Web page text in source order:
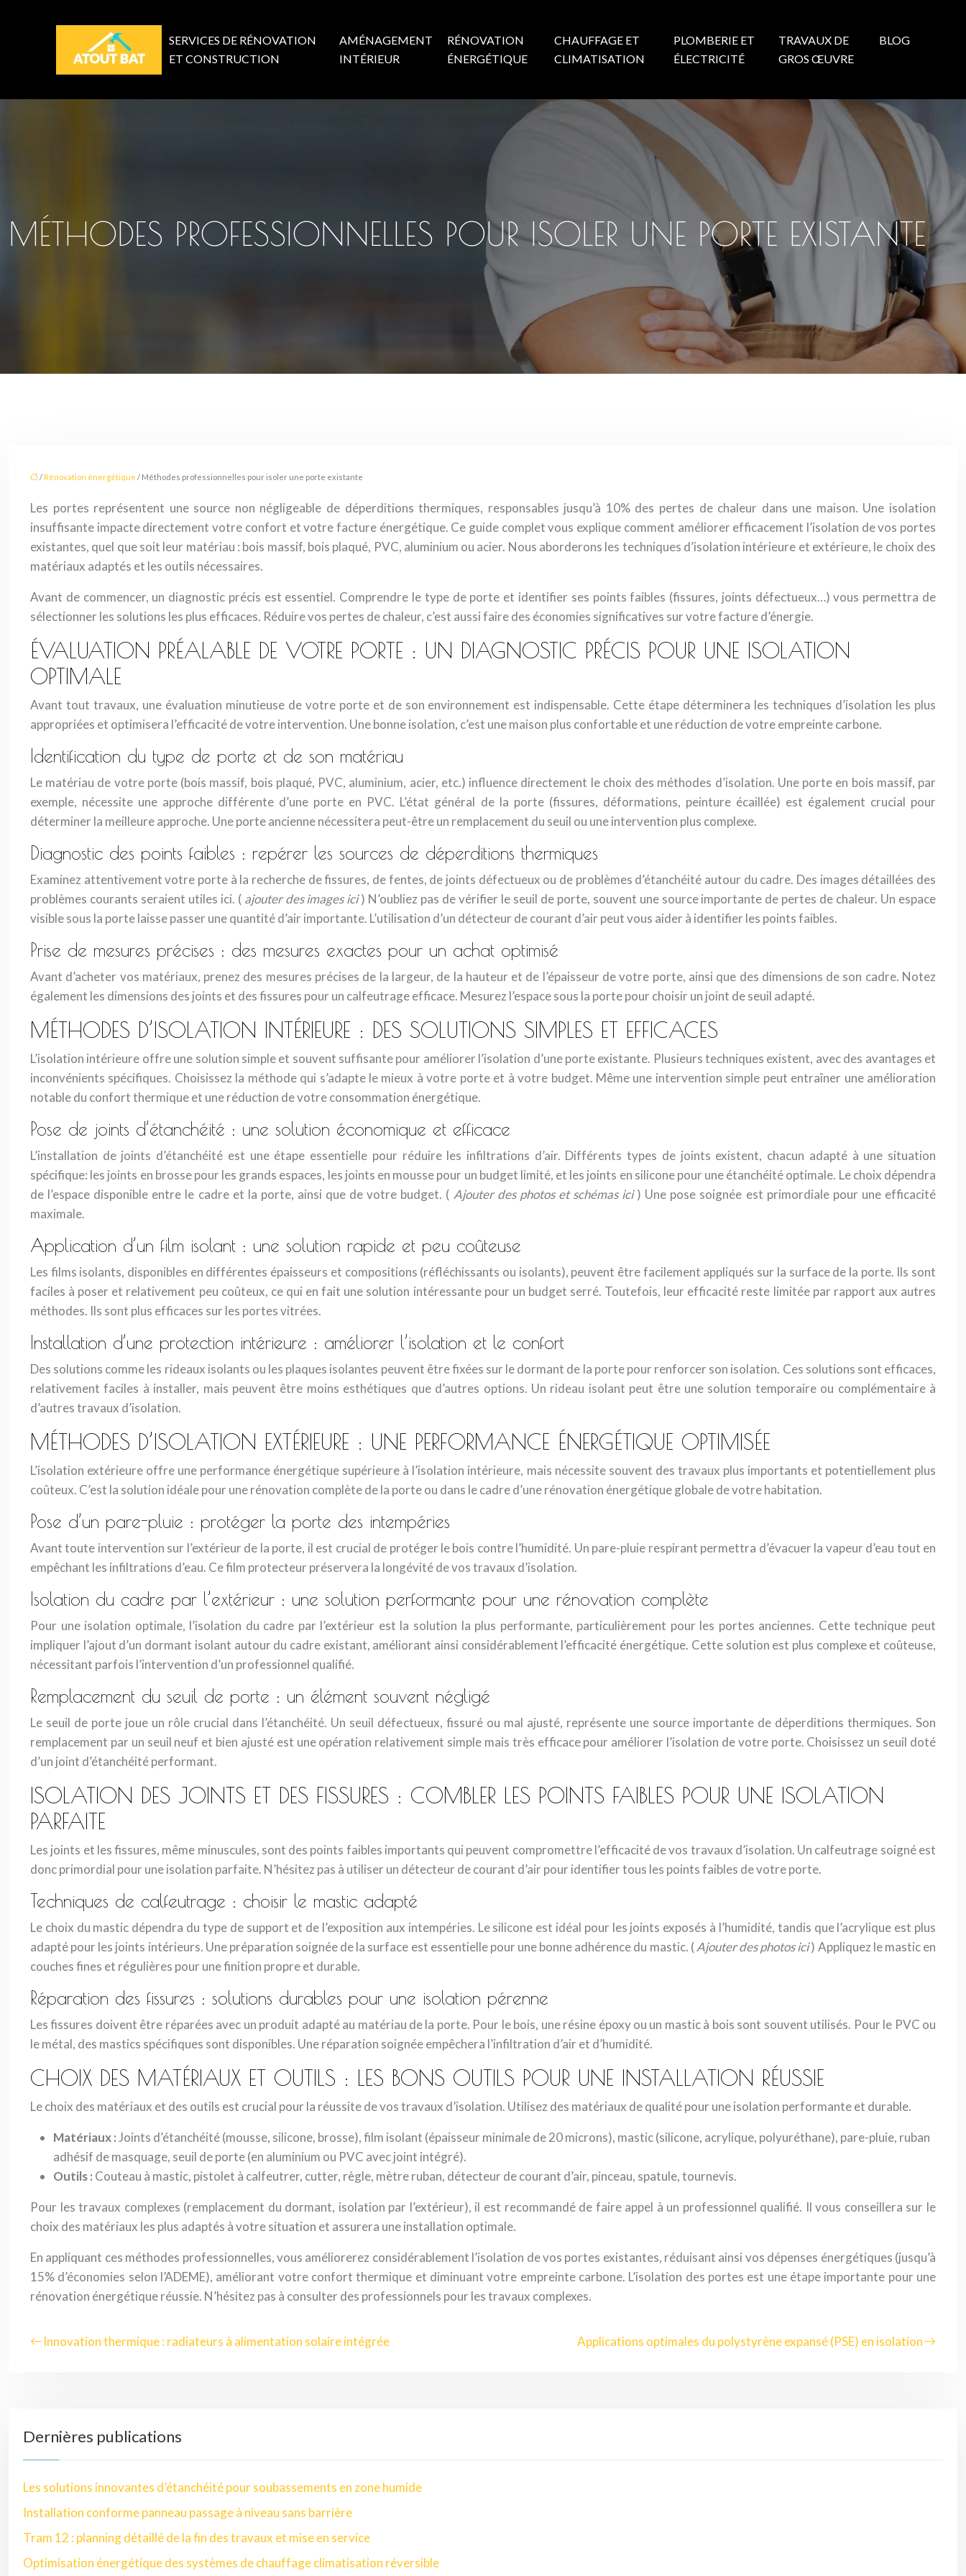
SERVICES DE RÉNOVATION
ET CONSTRUCTION
AMÉNAGEMENT
INTÉRIEUR
RÉNOVATION
ÉNERGÉTIQUE
CHAUFFAGE ET
CLIMATISATION
PLOMBERIE ET
ÉLECTRICITÉ
TRAVAUX DE
GROS ŒUVRE
BLOG
MÉTHODES PROFESSIONNELLES POUR ISOLER UNE PORTE EXISTANTE
/ Rénovation énergétique / Méthodes professionnelles pour isoler une porte existante
Les portes représentent une source non négligeable de déperditions thermiques, responsables jusqu’à 10% des pertes de chaleur dans une maison. Une isolation
insuffisante impacte directement votre confort et votre facture énergétique. Ce guide complet vous explique comment améliorer efficacement l’isolation de vos portes
existantes, quel que soit leur matériau : bois massif, bois plaqué, PVC, aluminium ou acier. Nous aborderons les techniques d’isolation intérieure et extérieure, le choix des
matériaux adaptés et les outils nécessaires.
Avant de commencer, un diagnostic précis est essentiel. Comprendre le type de porte et identifier ses points faibles (fissures, joints défectueux…) vous permettra de
sélectionner les solutions les plus efficaces. Réduire vos pertes de chaleur, c’est aussi faire des économies significatives sur votre facture d’énergie.
ÉVALUATION PRÉALABLE DE VOTRE PORTE : UN DIAGNOSTIC PRÉCIS POUR UNE ISOLATION
OPTIMALE
Avant tout travaux, une évaluation minutieuse de votre porte et de son environnement est indispensable. Cette étape déterminera les techniques d’isolation les plus
appropriées et optimisera l’efficacité de votre intervention. Une bonne isolation, c’est une maison plus confortable et une réduction de votre empreinte carbone.
Identification du type de porte et de son matériau
Le matériau de votre porte (bois massif, bois plaqué, PVC, aluminium, acier, etc.) influence directement le choix des méthodes d’isolation. Une porte en bois massif, par
exemple, nécessite une approche différente d’une porte en PVC. L’état général de la porte (fissures, déformations, peinture écaillée) est également crucial pour
déterminer la meilleure approche. Une porte ancienne nécessitera peut-être un remplacement du seuil ou une intervention plus complexe.
Diagnostic des points faibles : repérer les sources de déperditions thermiques
Examinez attentivement votre porte à la recherche de fissures, de fentes, de joints défectueux ou de problèmes d’étanchéité autour du cadre. Des images détaillées des
problèmes courants seraient utiles ici. ( ajouter des images ici) N’oubliez pas de vérifier le seuil de porte, souvent une source importante de pertes de chaleur. Un espace
visible sous la porte laisse passer une quantité d’air importante. L’utilisation d’un détecteur de courant d’air peut vous aider à identifier les points faibles.
Prise de mesures précises : des mesures exactes pour un achat optimisé
Avant d’acheter vos matériaux, prenez des mesures précises de la largeur, de la hauteur et de l’épaisseur de votre porte, ainsi que des dimensions de son cadre. Notez
également les dimensions des joints et des fissures pour un calfeutrage efficace. Mesurez l’espace sous la porte pour choisir un joint de seuil adapté.
MÉTHODES D’ISOLATION INTÉRIEURE : DES SOLUTIONS SIMPLES ET EFFICACES
L’isolation intérieure offre une solution simple et souvent suffisante pour améliorer l’isolation d’une porte existante. Plusieurs techniques existent, avec des avantages et
inconvénients spécifiques. Choisissez la méthode qui s’adapte le mieux à votre porte et à votre budget. Même une intervention simple peut entraîner une amélioration
notable du confort thermique et une réduction de votre consommation énergétique.
Pose de joints d’étanchéité : une solution économique et efficace
L’installation de joints d’étanchéité est une étape essentielle pour réduire les infiltrations d’air. Différents types de joints existent, chacun adapté à une situation
spécifique: les joints en brosse pour les grands espaces, les joints en mousse pour un budget limité, et les joints en silicone pour une étanchéité optimale. Le choix dépendra
de l’espace disponible entre le cadre et la porte, ainsi que de votre budget. ( Ajouter des photos et schémas ici) Une pose soignée est primordiale pour une efficacité
maximale.
Application d’un film isolant : une solution rapide et peu coûteuse
Les films isolants, disponibles en différentes épaisseurs et compositions (réfléchissants ou isolants), peuvent être facilement appliqués sur la surface de la porte. Ils sont
faciles à poser et relativement peu coûteux, ce qui en fait une solution intéressante pour un budget serré. Toutefois, leur efficacité reste limitée par rapport aux autres
méthodes. Ils sont plus efficaces sur les portes vitrées.
Installation d’une protection intérieure : améliorer l’isolation et le confort
Des solutions comme les rideaux isolants ou les plaques isolantes peuvent être fixées sur le dormant de la porte pour renforcer son isolation. Ces solutions sont efficaces,
relativement faciles à installer, mais peuvent être moins esthétiques que d’autres options. Un rideau isolant peut être une solution temporaire ou complémentaire à
d’autres travaux d’isolation.
MÉTHODES D’ISOLATION EXTÉRIEURE : UNE PERFORMANCE ÉNERGÉTIQUE OPTIMISÉE
L’isolation extérieure offre une performance énergétique supérieure à l’isolation intérieure, mais nécessite souvent des travaux plus importants et potentiellement plus
coûteux. C’est la solution idéale pour une rénovation complète de la porte ou dans le cadre d’une rénovation énergétique globale de votre habitation.
Pose d’un pare-pluie : protéger la porte des intempéries
Avant toute intervention sur l’extérieur de la porte, il est crucial de protéger le bois contre l’humidité. Un pare-pluie respirant permettra d’évacuer la vapeur d’eau tout en
empêchant les infiltrations d’eau. Ce film protecteur préservera la longévité de vos travaux d’isolation.
Isolation du cadre par l’extérieur : une solution performante pour une rénovation complète
Pour une isolation optimale, l’isolation du cadre par l’extérieur est la solution la plus performante, particulièrement pour les portes anciennes. Cette technique peut
impliquer l’ajout d’un dormant isolant autour du cadre existant, améliorant ainsi considérablement l’efficacité énergétique. Cette solution est plus complexe et coûteuse,
nécessitant parfois l’intervention d’un professionnel qualifié.
Remplacement du seuil de porte : un élément souvent négligé
Le seuil de porte joue un rôle crucial dans l’étanchéité. Un seuil défectueux, fissuré ou mal ajusté, représente une source importante de déperditions thermiques. Son
remplacement par un seuil neuf et bien ajusté est une opération relativement simple mais très efficace pour améliorer l’isolation de votre porte. Choisissez un seuil doté
d’un joint d’étanchéité performant.
ISOLATION DES JOINTS ET DES FISSURES : COMBLER LES POINTS FAIBLES POUR UNE ISOLATION
PARFAITE
Les joints et les fissures, même minuscules, sont des points faibles importants qui peuvent compromettre l’efficacité de vos travaux d’isolation. Un calfeutrage soigné est
donc primordial pour une isolation parfaite. N’hésitez pas à utiliser un détecteur de courant d’air pour identifier tous les points faibles de votre porte.
Techniques de calfeutrage : choisir le mastic adapté
Le choix du mastic dépendra du type de support et de l’exposition aux intempéries. Le silicone est idéal pour les joints exposés à l’humidité, tandis que l’acrylique est plus
adapté pour les joints intérieurs. Une préparation soignée de la surface est essentielle pour une bonne adhérence du mastic. (Ajouter des photos ici) Appliquez le mastic en
couches fines et régulières pour une finition propre et durable.
Réparation des fissures : solutions durables pour une isolation pérenne
Les fissures doivent être réparées avec un produit adapté au matériau de la porte. Pour le bois, une résine époxy ou un mastic à bois sont souvent utilisés. Pour le PVC ou
le métal, des mastics spécifiques sont disponibles. Une réparation soignée empêchera l’infiltration d’air et d’humidité.
CHOIX DES MATÉRIAUX ET OUTILS : LES BONS OUTILS POUR UNE INSTALLATION RÉUSSIE
Le choix des matériaux et des outils est crucial pour la réussite de vos travaux d’isolation. Utilisez des matériaux de qualité pour une isolation performante et durable.
Matériaux : Joints d’étanchéité (mousse, silicone, brosse), film isolant (épaisseur minimale de 20 microns), mastic (silicone, acrylique, polyuréthane), pare-pluie, ruban
adhésif de masquage, seuil de porte (en aluminium ou PVC avec joint intégré).
Outils : Couteau à mastic, pistolet à calfeutrer, cutter, règle, mètre ruban, détecteur de courant d’air, pinceau, spatule, tournevis.
Pour les travaux complexes (remplacement du dormant, isolation par l’extérieur), il est recommandé de faire appel à un professionnel qualifié. Il vous conseillera sur le
choix des matériaux les plus adaptés à votre situation et assurera une installation optimale.
En appliquant ces méthodes professionnelles, vous améliorerez considérablement l’isolation de vos portes existantes, réduisant ainsi vos dépenses énergétiques (jusqu’à
15% d’économies selon l’ADEME), améliorant votre confort thermique et diminuant votre empreinte carbone. L’isolation des portes est une étape importante pour une
rénovation énergétique réussie. N’hésitez pas à consulter des professionnels pour les travaux complexes.
Innovation thermique : radiateurs à alimentation solaire intégrée Applications optimales du polystyrène expansé (PSE) en isolation
Dernières publications
Les solutions innovantes d’étanchéité pour soubassements en zone humide
Installation conforme panneau passage à niveau sans barrière
Tram 12 : planning détaillé de la fin des travaux et mise en service
Optimisation énergétique des systèmes de chauffage climatisation réversible